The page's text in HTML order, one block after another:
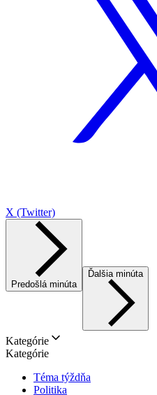
X (Twitter)
Predošlá minúta
Ďalšia minúta
Kategórie
Kategórie
Téma týždňa
Politika